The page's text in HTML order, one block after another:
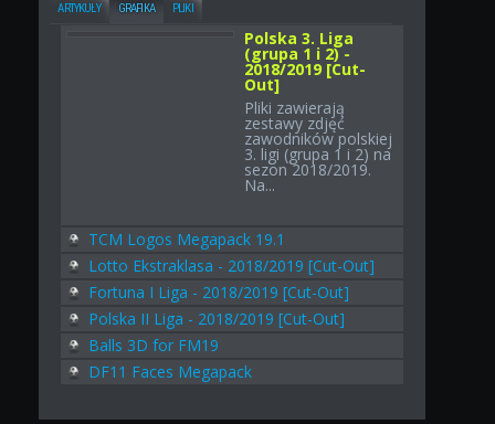
ARTYKUŁY GRAFIKA PLIKI
Polska 3. Liga
(grupa 1 i 2) -
2018/2019 [Cut-
Out]
Pliki zawierają
zestawy zdjęć
zawodników polskiej
3. ligi (grupa 1 i 2) na
sezon 2018/2019.
Na...
TCM Logos Megapack 19.1
Lotto Ekstraklasa - 2018/2019 [Cut-Out]
Fortuna I Liga - 2018/2019 [Cut-Out]
Polska II Liga - 2018/2019 [Cut-Out]
Balls 3D for FM19
DF11 Faces Megapack